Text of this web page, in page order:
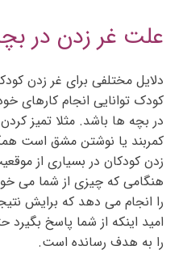
علت غر زدن در
دلایل مختلفی برای غر زدن
کودک توانایی انجام کارهای
در بچه ها باشد. مثلا تمیز
کمربند یا نوشتن مشق است
زدن کودکان در بسیاری از
هنگامی که چیزی از شما می
را انجام می دهد که برایش
امید اینکه از شما پاسخ
را به هدف رسانده است.